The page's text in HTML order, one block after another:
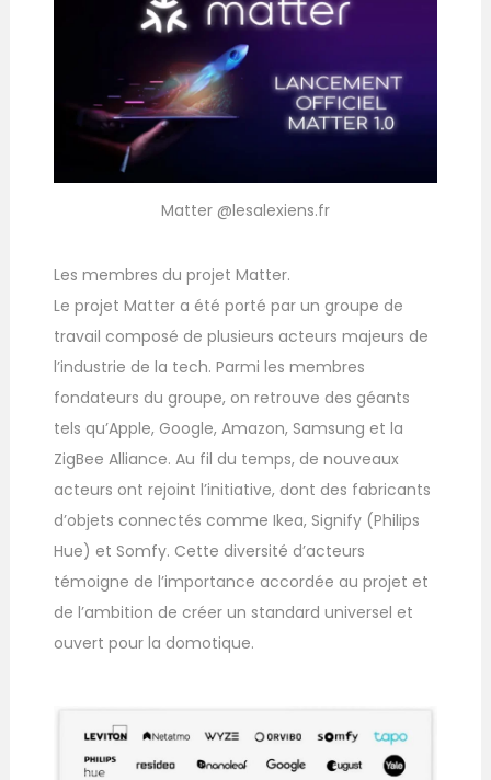
Matter @lesalexiens.fr
Les membres du projet Matter.
Le projet Matter a été porté par un groupe de
travail composé de plusieurs acteurs majeurs de
l’industrie de la tech. Parmi les membres
fondateurs du groupe, on retrouve des géants
tels qu’Apple, Google, Amazon, Samsung et la
ZigBee Alliance. Au fil du temps, de nouveaux
acteurs ont rejoint l’initiative, dont des fabricants
d’objets connectés comme Ikea, Signify (Philips
Hue) et Somfy. Cette diversité d’acteurs
témoigne de l’importance accordée au projet et
de l’ambition de créer un standard universel et
ouvert pour la domotique.